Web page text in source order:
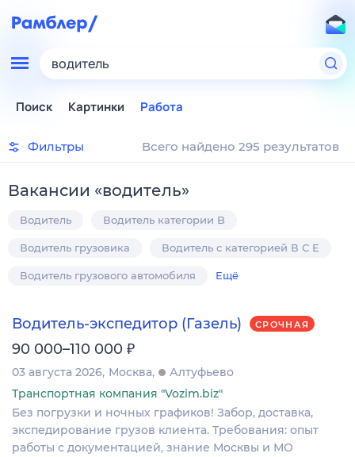
водитель
Поиск Картинки Работа
Фильтры Всего найдено 295 результатов
Вакансии «водитель»
Водитель Водитель категории B
Водитель грузовика Водитель с категорией В С E
Водитель грузового автомобиля Ещё
Водитель-экспедитор (Газель) СРОЧНАЯ
90 000–110 000 ₽
03 августа 2026 Москва
Алтуфьево
Транспортная компания "Vozim.biz"
Без погрузки и ночных графиков! Забор, доставка,
экспедирование грузов клиента. Требования: опыт
работы с документацией, знание Москвы и МО